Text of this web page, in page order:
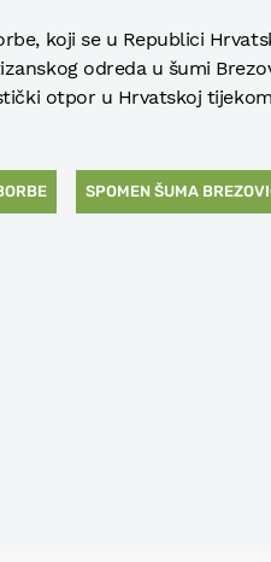
koji se u Republici
odreda u šumi
otpor u Hrvatskoj
SPOMEN ŠUMA